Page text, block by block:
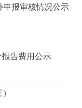
申报审核情况公示
告费用公示